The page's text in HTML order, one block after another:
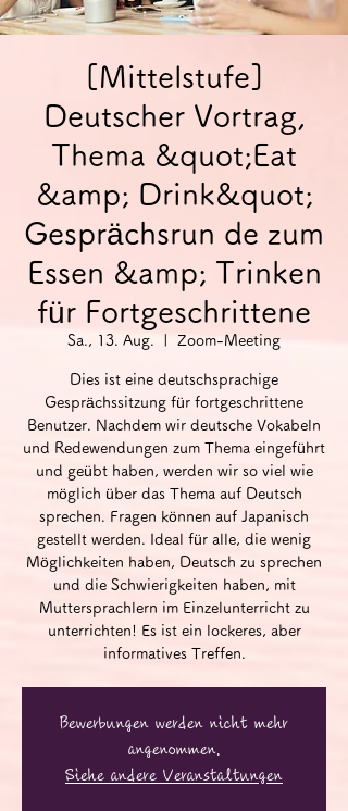
[Mittelstufe]
Deutscher Vortrag,
Thema &quot;Eat
&amp; Drink&quot;
Gesprächsrun de zum
Essen &amp; Trinken
für Fortgeschrittene
Sa., 13. Aug. Zoom-Meeting
Dies ist eine deutschsprachige
Gesprächssitzung für fortgeschrittene
Benutzer. Nachdem wir deutsche Vokabeln
und Redewendungen zum Thema eingeführt
und geübt haben, werden wir so viel wie
möglich über das Thema auf Deutsch
sprechen. Fragen können auf Japanisch
gestellt werden. Ideal für alle, die wenig
Möglichkeiten haben, Deutsch zu sprechen
und die Schwierigkeiten haben, mit
Muttersprachlern im Einzelunterricht zu
unterrichten! Es ist ein lockeres, aber
informatives Treffen.
Bewerbungen werden nicht mehr
angenommen.
Siehe andere Veranstaltungen